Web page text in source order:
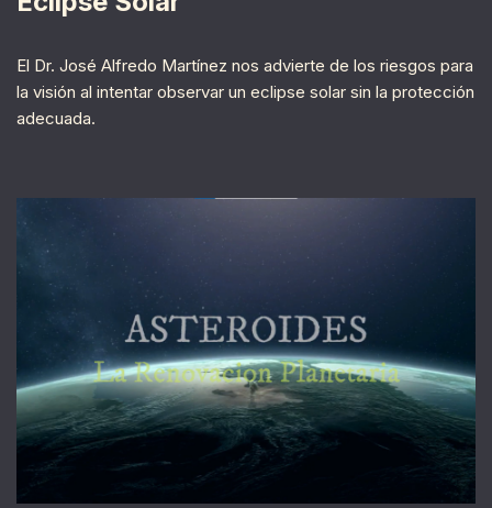
El Dr. José Alfredo Martínez nos advierte de los riesgos para
la visión al intentar observar un eclipse solar sin la protección
adecuada.